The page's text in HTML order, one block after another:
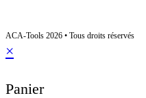
ACA-Tools 2026 • Tous droits réservés
×
Panier